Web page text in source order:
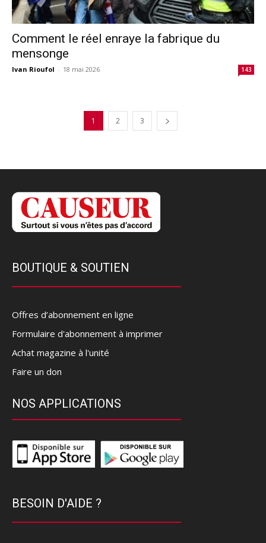
Comment le réel enraye la fabrique du
mensonge
Ivan Rioufol - 18 mai 2026 143
1 2 3
BOUTIQUE & SOUTIEN
Offres d’abonnement en ligne
Formulaire d'abonnement à imprimer
Achat magazine à l'unité
Faire un don
NOS APPLICATIONS
BESOIN D'AIDE ?